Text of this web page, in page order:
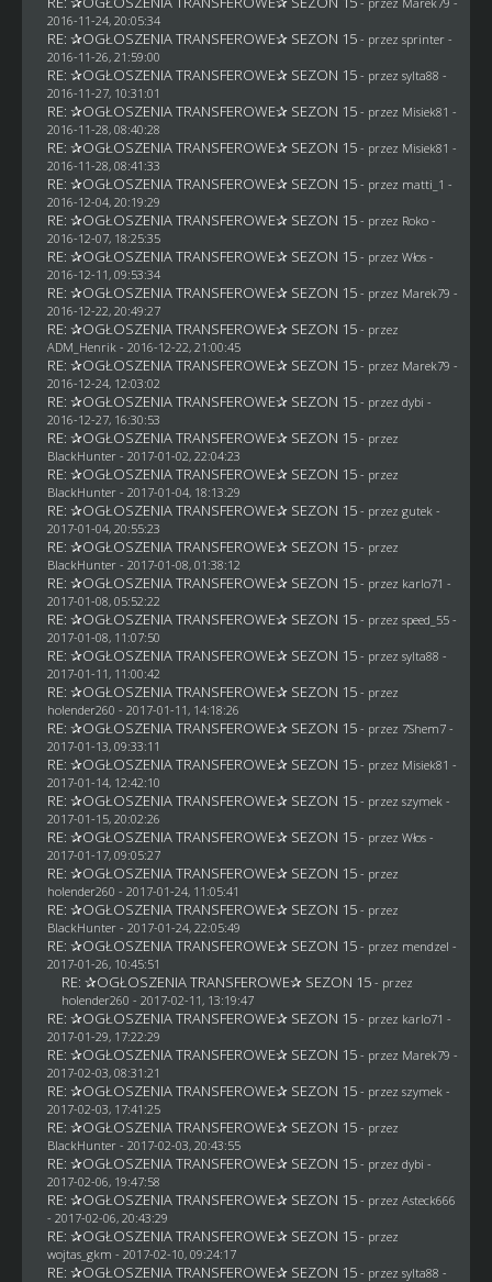
2016-11-24, 20:05:34
RE: ✰OGŁOSZENIA TRANSFEROWE✰ SEZON 15 - przez sprinter -
2016-11-26, 21:59:00
RE: ✰OGŁOSZENIA TRANSFEROWE✰ SEZON 15 - przez sylta88 -
2016-11-27, 10:31:01
RE: ✰OGŁOSZENIA TRANSFEROWE✰ SEZON 15 - przez Misiek81 -
2016-11-28, 08:40:28
RE: ✰OGŁOSZENIA TRANSFEROWE✰ SEZON 15 - przez Misiek81 -
2016-11-28, 08:41:33
RE: ✰OGŁOSZENIA TRANSFEROWE✰ SEZON 15 - przez matti_1 -
2016-12-04, 20:19:29
RE: ✰OGŁOSZENIA TRANSFEROWE✰ SEZON 15 - przez Roko-
2016-12-07, 18:25:35
RE: ✰OGŁOSZENIA TRANSFEROWE✰ SEZON 15 - przez Włos-
2016-12-11, 09:53:34
RE: ✰OGŁOSZENIA TRANSFEROWE✰ SEZON 15 - przez Marek79 -
2016-12-22, 20:49:27
RE: ✰OGŁOSZENIA TRANSFEROWE✰ SEZON 15 - przez
ADM_Henrik - 2016-12-22, 21:00:45
RE: ✰OGŁOSZENIA TRANSFEROWE✰ SEZON 15 - przez Marek79 -
2016-12-24, 12:03:02
RE: ✰OGŁOSZENIA TRANSFEROWE✰ SEZON 15 - przez dybi -
2016-12-27, 16:30:53
RE: ✰OGŁOSZENIA TRANSFEROWE✰ SEZON 15 - przez
BlackHunter- 2017-01-02, 22:04:23
RE: ✰OGŁOSZENIA TRANSFEROWE✰ SEZON 15 - przez
BlackHunter- 2017-01-04, 18:13:29
RE: ✰OGŁOSZENIA TRANSFEROWE✰ SEZON 15 - przez gutek -
2017-01-04, 20:55:23
RE: ✰OGŁOSZENIA TRANSFEROWE✰ SEZON 15 - przez
BlackHunter- 2017-01-08, 01:38:12
RE: ✰OGŁOSZENIA TRANSFEROWE✰ SEZON 15 - przez karlo71 -
2017-01-08, 05:52:22
RE: ✰OGŁOSZENIA TRANSFEROWE✰ SEZON 15 - przez speed_55 -
2017-01-08, 11:07:50
RE: ✰OGŁOSZENIA TRANSFEROWE✰ SEZON 15 - przez sylta88 -
2017-01-11, 11:00:42
RE: ✰OGŁOSZENIA TRANSFEROWE✰ SEZON 15 - przez
holender260 - 2017-01-11, 14:18:26
RE: ✰OGŁOSZENIA TRANSFEROWE✰ SEZON 15 - przez 7Shem7-
2017-01-13, 09:33:11
RE: ✰OGŁOSZENIA TRANSFEROWE✰ SEZON 15 - przez Misiek81 -
2017-01-14, 12:42:10
RE: ✰OGŁOSZENIA TRANSFEROWE✰ SEZON 15 - przez szymek -
2017-01-15, 20:02:26
RE: ✰OGŁOSZENIA TRANSFEROWE✰ SEZON 15 - przez Włos-
2017-01-17, 09:05:27
RE: ✰OGŁOSZENIA TRANSFEROWE✰ SEZON 15 - przez
holender260 - 2017-01-24, 11:05:41
RE: ✰OGŁOSZENIA TRANSFEROWE✰ SEZON 15 - przez
BlackHunter- 2017-01-24, 22:05:49
RE: ✰OGŁOSZENIA TRANSFEROWE✰ SEZON 15 - przez mendzel -
2017-01-26, 10:45:51
RE: ✰OGŁOSZENIA TRANSFEROWE✰ SEZON 15 - przez
holender260 - 2017-02-11, 13:19:47
RE: ✰OGŁOSZENIA TRANSFEROWE✰ SEZON 15 - przez karlo71 -
2017-01-29, 17:22:29
RE: ✰OGŁOSZENIA TRANSFEROWE✰ SEZON 15 - przez Marek79 -
2017-02-03, 08:31:21
RE: ✰OGŁOSZENIA TRANSFEROWE✰ SEZON 15 - przez szymek -
2017-02-03, 17:41:25
RE: ✰OGŁOSZENIA TRANSFEROWE✰ SEZON 15 - przez
BlackHunter- 2017-02-03, 20:43:55
RE: ✰OGŁOSZENIA TRANSFEROWE✰ SEZON 15 - przez dybi -
2017-02-06, 19:47:58
RE: ✰OGŁOSZENIA TRANSFEROWE✰ SEZON 15 - przez Asteck666
- 2017-02-06, 20:43:29
RE: ✰OGŁOSZENIA TRANSFEROWE✰ SEZON 15 - przez
wojtas_gkm - 2017-02-10, 09:24:17
RE: ✰OGŁOSZENIA TRANSFEROWE✰ SEZON 15 - przez sylta88 -